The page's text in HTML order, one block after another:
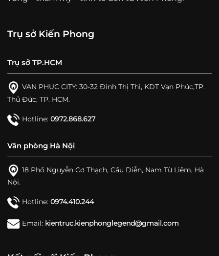
Trụ sở Kiến Phong
Trụ sở TP.HCM
VAN PHUC CITY: 30-32 Đinh Thị Thi, KDT Vạn Phúc,TP.
Thủ Đức, TP. HCM.
Hotline:0972.868.627
Văn phòng Hà Nội
18 Phố Nguyễn Cơ Thạch, Cầu Diễn, Nam Từ Liêm, Hà
Nội.
Hotline:0974.410.244
Email: kientruc.kienphonglegend@gmail.com